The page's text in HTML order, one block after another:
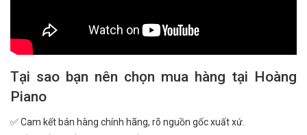
Tại sao bạn nên chọn mua hàng tại Hoàng
Piano
✅ Cam kết bán hàng chính hãng, rõ nguồn gốc xuất xứ.